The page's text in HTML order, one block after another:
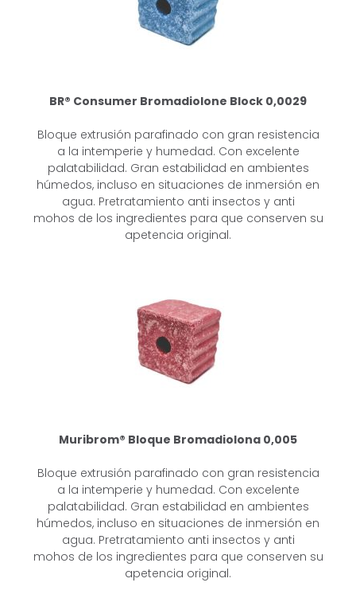
BR® Consumer Bromadiolone Block 0,0029
Bloque extrusión parafinado con gran resistencia
a la intemperie y humedad. Con excelente
palatabilidad. Gran estabilidad en ambientes
húmedos, incluso en situaciones de inmersión en
agua. Pretratamiento anti insectos y anti
mohos de los ingredientes para que conserven su
apetencia original.
Muribrom® Bloque Bromadiolona 0,005
Bloque extrusión parafinado con gran resistencia
a la intemperie y humedad. Con excelente
palatabilidad. Gran estabilidad en ambientes
húmedos, incluso en situaciones de inmersión en
agua. Pretratamiento anti insectos y anti
mohos de los ingredientes para que conserven su
apetencia original.